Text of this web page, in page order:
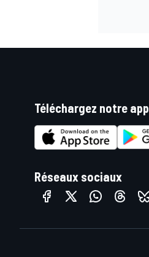
Téléchargez notre app
Réseaux sociaux